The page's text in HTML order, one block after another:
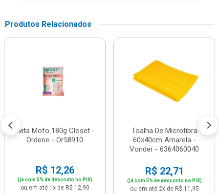
Produtos Relacionados
Evita Mofo 180g Closet -
Ordene - Or58910
R$ 12,26
(já com 5% de desconto no PIX)
ou em até 1x de R$ 12,90
Toalha De Microfibra
60x40cm Amarela -
Vonder - 6364060040
R$ 22,71
(já com 5% de desconto no PIX)
ou em até 2x de R$ 11,95